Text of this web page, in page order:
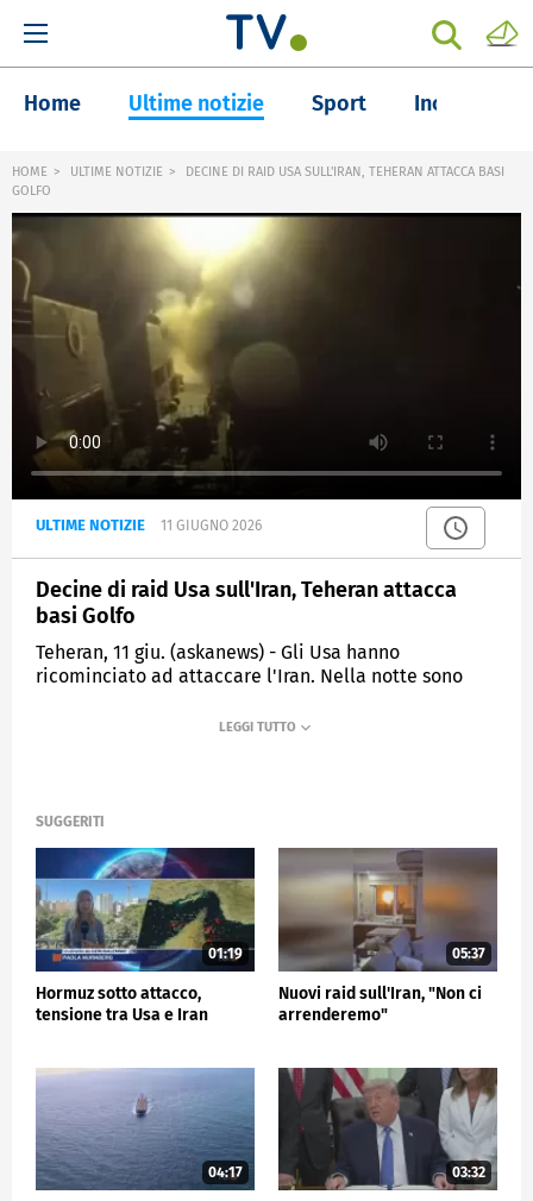
Home Ultime notizie Sport Inchieste
HOME ULTIME NOTIZIE
DECINE DI RAID USA SULL'IRAN, TEHERAN ATTACCA BASI
GOLFO
ULTIME NOTIZIE 11 GIUGNO 2026
Decine di raid Usa sull'Iran, Teheran attacca
basi Golfo
Teheran, 11 giu. (askanews) - Gli Usa hanno
ricominciato ad attaccare l'Iran. Nella notte sono
Comando centrale - che ha diffuso queste immagini
I media iraniani hanno confermato attacchi su tutto
il territorio, da Teheran a città vicine allo stretto di
Hormuz, come Minab e Sirik.
L'Iran ha risposto con raid su basi americane in
Kuwait, Bahrein e Giordania.
ESTERI
SUGGERITI
01:19
Hormuz sotto attacco,
tensione tra Usa e Iran
05:37
Nuovi raid sull'Iran, "Non ci
arrenderemo"
04:17 03:32